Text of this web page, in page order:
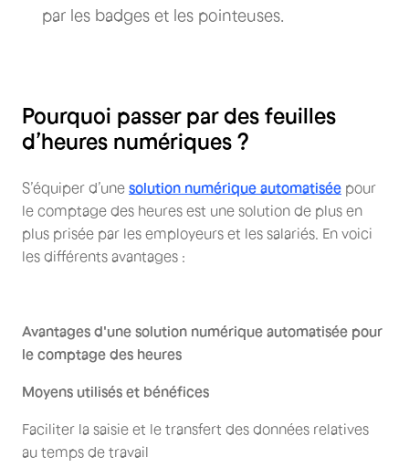
par les badges et les pointeuses.
Pourquoi passer par des feuilles
d’heures numériques ?
S’équiper d’une solution numérique automatisée pour
le comptage des heures est une solution de plus en
plus prisée par les employeurs et les salariés. En voici
les différents avantages :
Avantages d'une solution numérique automatisée pour
le comptage des heures
Moyens utilisés et bénéfices
Faciliter la saisie et le transfert des données relatives
au temps de travail